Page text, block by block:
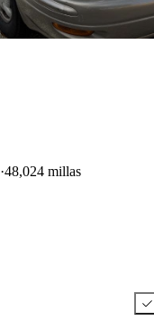
48,024 millas